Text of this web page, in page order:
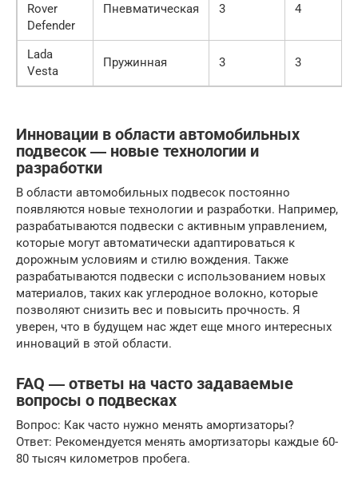
Rover
Defender
Пневматическая 3 4
Lada
Vesta
Пружинная 3 3
Инновации в области автомобильных
подвесок ― новые технологии и
разработки
В области автомобильных подвесок постоянно
появляются новые технологии и разработки. Например,
разрабатываются подвески с активным управлением,
которые могут автоматически адаптироваться к
дорожным условиям и стилю вождения. Также
разрабатываются подвески с использованием новых
материалов, таких как углеродное волокно, которые
позволяют снизить вес и повысить прочность. Я
уверен, что в будущем нас ждет еще много интересных
инноваций в этой области.
FAQ ― ответы на часто задаваемые
вопросы о подвесках
Вопрос: Как часто нужно менять амортизаторы?
Ответ: Рекомендуется менять амортизаторы каждые 60-
80 тысяч километров пробега.